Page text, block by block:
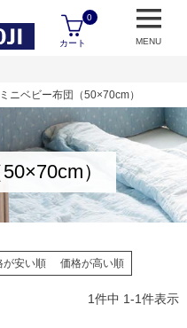
カート
0
MENU
ニベビー布団（50×70cm）
）
が安い順 価格が高い順
1件中 1-1件表示